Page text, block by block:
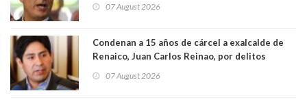
07 August 2026
Condenan a 15 años de cárcel a exalcalde de
Renaico, Juan Carlos Reinao, por delitos
07 August 2026